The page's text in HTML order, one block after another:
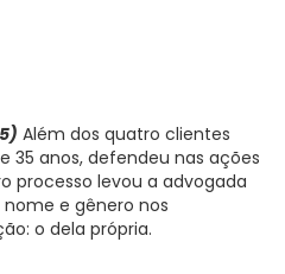
Além dos quatro clientes
35 anos, defendeu nas ações
processo levou a advogada
e gênero nos
o dela própria.